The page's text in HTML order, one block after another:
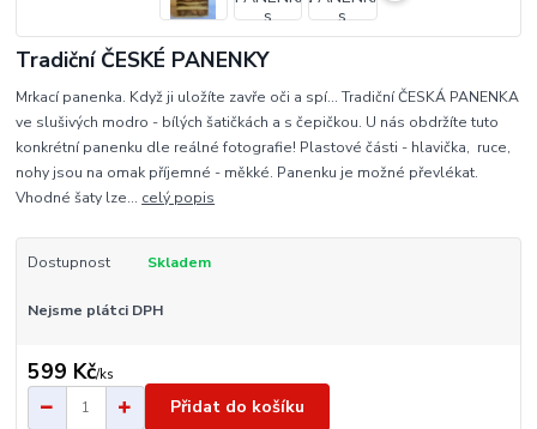
Tradiční ČESKÉ PANENKY
Mrkací panenka. Když ji uložíte zavře oči a spí... Tradiční ČESKÁ PANENKA
ve slušivých modro - bílých šatičkách a s čepičkou. U nás obdržíte tuto
konkrétní panenku dle reálné fotografie! Plastové části - hlavička, ruce,
nohy jsou na omak příjemné - měkké. Panenku je možné převlékat.
Vhodné šaty lze... celý popis
Dostupnost Skladem
Nejsme plátci DPH
599 Kč/ks
Přidat do košíku